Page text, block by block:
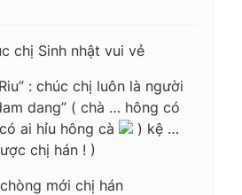
chị Sinh nhật vui vẻ
: chúc chị luôn là người
dang” ( chà … hông có
ai hỉu hông cà
) kệ …
chị hán ! )
mới chị hán